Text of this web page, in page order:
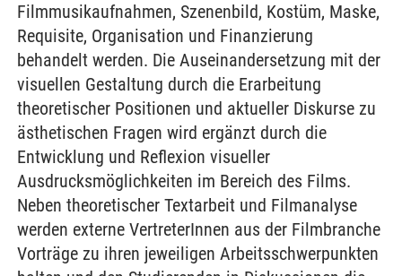
Filmmusikaufnahmen, Szenenbild, Kostüm, Maske,
Requisite, Organisation und Finanzierung
behandelt werden. Die Auseinandersetzung mit der
visuellen Gestaltung durch die Erarbeitung
theoretischer Positionen und aktueller Diskurse zu
ästhetischen Fragen wird ergänzt durch die
Entwicklung und Reflexion visueller
Ausdrucksmöglichkeiten im Bereich des Films.
Neben theoretischer Textarbeit und Filmanalyse
werden externe VertreterInnen aus der Filmbranche
Vorträge zu ihren jeweiligen Arbeitsschwerpunkten